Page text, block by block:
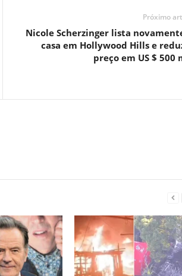
Próximo
Nicole Scherzinger lista
casa em Hollywood Hills e
preço em US $ 500